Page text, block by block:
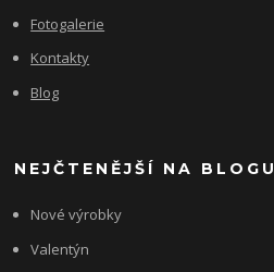
Fotogalerie
Kontakty
Blog
NEJČTENĚJŠÍ NA BLOGU
Nové výrobky
Valentýn